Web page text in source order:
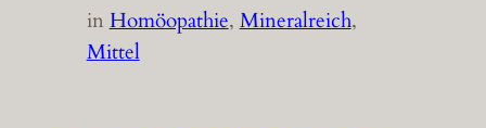
inHomöopathie, Mineralreich
Mittel